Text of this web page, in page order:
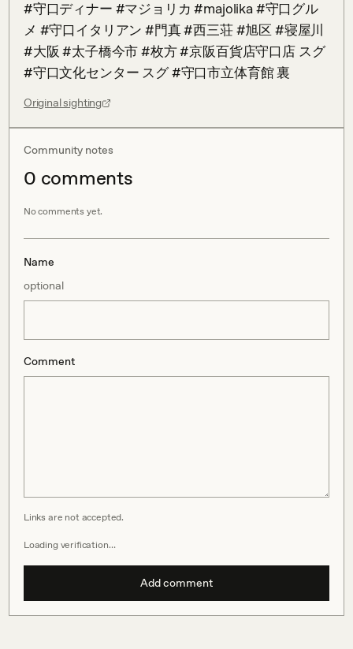
#守口ディナー #マジョリカ #majolika #守口グル
メ #守口イタリアン #門真 #西三荘 #旭区 #寝屋川
#大阪 #太子橋今市 #枚方 #京阪百貨店守口店 スグ
#守口文化センター スグ #守口市立体育館 裏
Original sighting
Community notes
0 comments
No comments yet.
Name
optional
Comment
Links are not accepted.
Loading verification…
Add comment